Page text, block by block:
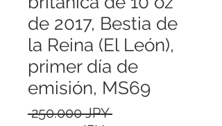
de 2017, Bestia de
la Reina (El León),
primer día de
emisión, MS69
250.000 JPY Precio